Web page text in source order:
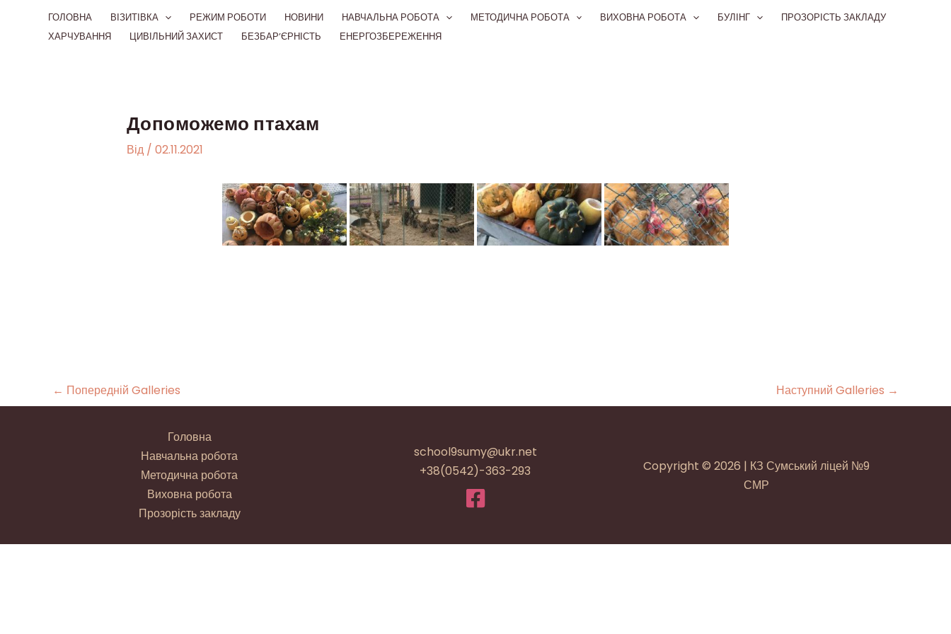
ГОЛОВНА ВІЗИТІВКА РЕЖИМ РОБОТИ НОВИНИ НАВЧАЛЬНА РОБОТА МЕТОДИЧНА РОБОТА ВИХОВНА РОБОТА БУЛІНГ
ПРОЗОРІСТЬ ЗАКЛАДУ
ХАРЧУВАННЯ
ЦИВІЛЬНИЙ ЗАХИСТ БЕЗБАР’ЄРНІСТЬ ЕНЕРГОЗБЕРЕЖЕННЯ
Допоможемо птахам
Від / 02.11.2021
← Попередній Galleries Наступний Galleries →
Головна
Навчальна робота
Методична робота
Виховна робота
Прозорість закладу
school9sumy@ukr.net
+38(0542)-363-293
Copyright © 2026 | КЗ Сумський ліцей №9
СМР